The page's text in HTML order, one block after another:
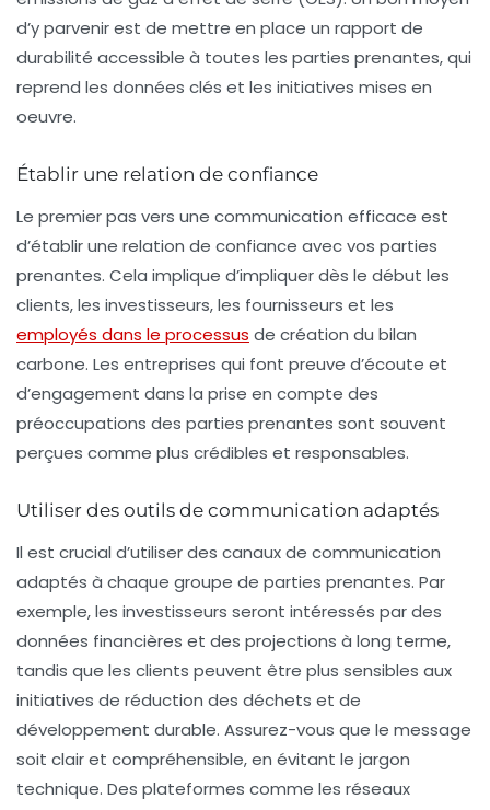
d’y parvenir est de mettre en place un rapport de
durabilité accessible à toutes les parties prenantes, qui
reprend les données clés et les initiatives mises en
oeuvre.
Établir une relation de confiance
Le premier pas vers une communication efficace est
d’établir une relation de confiance avec vos parties
prenantes. Cela implique d’impliquer dès le début les
clients, les investisseurs, les fournisseurs et les
employés dans le processus de création du bilan
carbone. Les entreprises qui font preuve d’écoute et
d’engagement dans la prise en compte des
préoccupations des parties prenantes sont souvent
perçues comme plus crédibles et responsables.
Utiliser des outils de communication adaptés
Il est crucial d’utiliser des canaux de communication
adaptés à chaque groupe de parties prenantes. Par
exemple, les investisseurs seront intéressés par des
données financières et des projections à long terme,
tandis que les clients peuvent être plus sensibles aux
initiatives de réduction des déchets et de
développement durable. Assurez-vous que le message
soit clair et compréhensible, en évitant le jargon
technique. Des plateformes comme les réseaux